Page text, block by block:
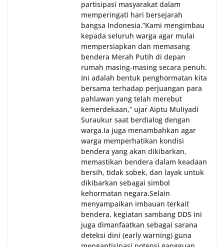
partisipasi masyarakat dalam
memperingati hari bersejarah
bangsa Indonesia.‎‎”Kami mengimbau
kepada seluruh warga agar mulai
mempersiapkan dan memasang
bendera Merah Putih di depan
rumah masing-masing secara penuh.
Ini adalah bentuk penghormatan kita
bersama terhadap perjuangan para
pahlawan yang telah merebut
kemerdekaan,” ujar Aiptu Muliyadi
Suraukur saat berdialog dengan
warga.‎‎Ia juga menambahkan agar
warga memperhatikan kondisi
bendera yang akan dikibarkan,
memastikan bendera dalam keadaan
bersih, tidak sobek, dan layak untuk
dikibarkan sebagai simbol
kehormatan negara.‎‎‎Selain
menyampaikan imbauan terkait
bendera, kegiatan sambang DDS ini
juga dimanfaatkan sebagai sarana
deteksi dini (early warning) guna